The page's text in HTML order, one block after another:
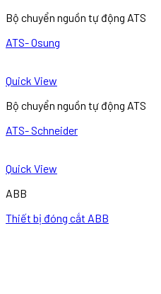
Bộ chuyển nguồn tự động ATS
ATS- Osung
Quick View
Bộ chuyển nguồn tự động ATS
ATS- Schneider
Quick View
ABB
Thiết bị đóng cắt ABB